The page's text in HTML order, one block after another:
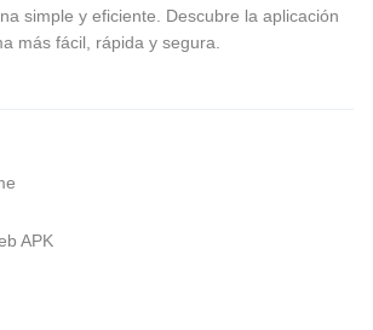
simple y eficiente. Descubre la aplicación
más fácil, rápida y segura.
APK